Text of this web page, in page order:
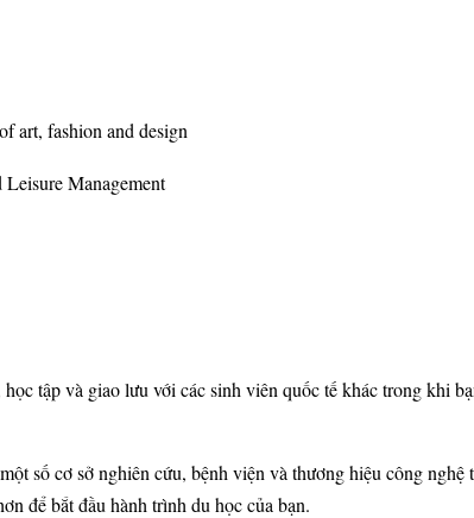
art, fashion and design
Management
tập và giao lưu với các sinh viên quốc tế khác trong khi
số cơ sở nghiên cứu, bệnh viện và thương hiệu công nghệ
để bắt đầu hành trình du học của bạn.